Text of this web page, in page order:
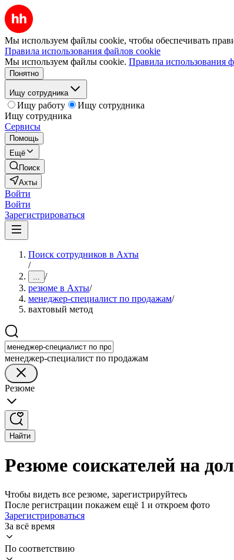
Мы используем файлы cookie, чтобы обеспечивать
Правила использования файлов cookie
Мы используем файлы cookie. Правила использования
Понятно
Ищу сотрудника
Ищу работу
Ищу сотрудника
Ищу сотрудника
Сервисы
Помощь
Ещё
Поиск
Ахты
Войти
Войти
Зарегистрироваться
Поиск сотрудников в Ахты
/
... /
резюме в Ахты/
менеджер-специалист по продажам/
вахтовый метод
менеджер-специалист по продажам
Резюме
Найти
Резюме соискателей на
Чтобы видеть все резюме, зарегистрируйтесь
После регистрации покажем ещё 1 и откроем фото
Зарегистрироваться
За всё время
По соответствию